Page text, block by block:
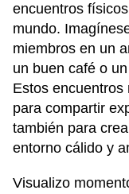
encuentros
mundo.
miembros en un
un buen café o
Estos encuentros
para compartir
también para
entorno cálido y
Visualizo